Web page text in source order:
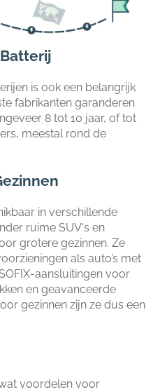
is ook een belangrijk
fabrikanten garanderen
8 tot 10 jaar, of tot
meestal rond de
in verschillende
ruime SUV's en
grotere gezinnen. Ze
als auto’s met
aansluitingen voor
en geavanceerde
gezinnen zijn ze dus een
voordelen voor